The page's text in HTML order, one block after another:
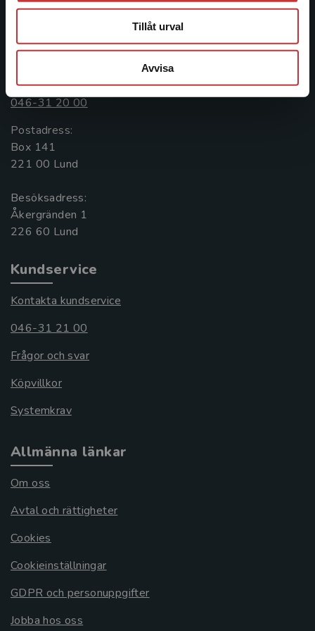
Tillåt urval
Avvisa
längs hela kunskapsresan.
Kontakta oss
046-31 20 00
Postadress:
Box 141
221 00 Lund
Besöksadress:
Åkergränden 1
Kundservice
Kontakta kundservice
046-31 21 00
Frågor och svar
Köpvillkor
Systemkrav
Allmänna länkar
Om oss
Avtal och rättigheter
Cookies
Cookieinställningar
GDPR och personuppgifter
Jobba hos oss